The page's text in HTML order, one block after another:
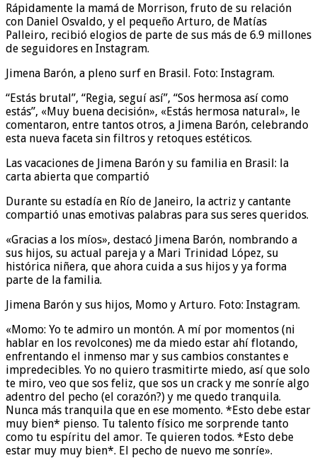
Rápidamente la mamá de Morrison, fruto de su relación
con Daniel Osvaldo, y el pequeño Arturo, de Matías
Palleiro, recibió elogios de parte de sus más de 6.9 millones
de seguidores en Instagram.
Jimena Barón, a pleno surf en Brasil. Foto: Instagram.
“Estás brutal”, “Regia, seguí así”, “Sos hermosa así como
estás”, «Muy buena decisión», «Estás hermosa natural», le
comentaron, entre tantos otros, a Jimena Barón, celebrando
esta nueva faceta sin filtros y retoques estéticos.
Las vacaciones de Jimena Barón y su familia en Brasil: la
carta abierta que compartió
Durante su estadía en Río de Janeiro, la actriz y cantante
compartió unas emotivas palabras para sus seres queridos.
«Gracias a los míos», destacó Jimena Barón, nombrando a
sus hijos, su actual pareja y a Mari Trinidad López, su
histórica niñera, que ahora cuida a sus hijos y ya forma
parte de la familia.
Jimena Barón y sus hijos, Momo y Arturo. Foto: Instagram.
«Momo: Yo te admiro un montón. A mí por momentos (ni
hablar en los revolcones) me da miedo estar ahí flotando,
enfrentando el inmenso mar y sus cambios constantes e
impredecibles. Yo no quiero trasmitirte miedo, así que solo
te miro, veo que sos feliz, que sos un crack y me sonríe algo
adentro del pecho (el corazón?) y me quedo tranquila.
Nunca más tranquila que en ese momento. *Esto debe estar
muy bien* pienso. Tu talento físico me sorprende tanto
como tu espíritu del amor. Te quieren todos. *Esto debe
estar muy muy bien*. El pecho de nuevo me sonríe».